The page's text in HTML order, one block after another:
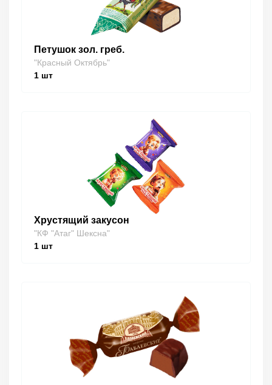
Петушок зол. греб.
"Красный Октябрь"
1 шт
Хрустящий закусон
"КФ "Атаг" Шексна"
1 шт